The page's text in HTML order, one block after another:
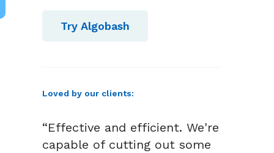
Try Algobash
Loved by our clients:
“Effective and efficient. We're
capable of cutting out some